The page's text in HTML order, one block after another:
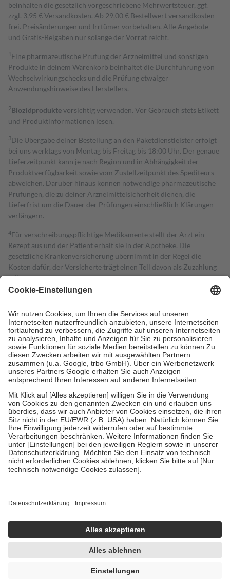
beinhalten die gesetzlich vorgeschriebene Mehrwertsteuer, ggf.
zzgl. 3,95 € Versandkosten. Ab 29,00 € Bestell­wert versand­kosten­
frei. Preisänderungen und Irrtümer vorbehalten. Alle Angebote
und Gratis-Beigaben nur solange der Vorrat reicht.
1 Eine pharmazeutische Prüfung der Arzneimittel und sonstigen
Produkte in deinem Warenkorb beinhaltet die Durchführung von
Wechselwirkungschecks und die Prüfung etwaiger
Anwendungshinweise des Herstellers.
2Biozidproduktevorsichtig verwenden. Vor Gebrauch stets Etikett
und Produktinformationen lesen.
3Die Übergabe deiner Bestellung an den Paketdienstleister erfolgt
bei uns werktags von Montag bis Freitag bis 18:00 Uhr. Der genaue
Lieferzeitpunkt kann je nach Region und in Abhängigkeit der
Produktverfügbarkeit sowie vom Zustellzeitpunkt des Spediteurs
abweichen. Darüber hinaus können notwendige pharmazeutische
Prüfungen, die zu deiner Arzneimittelsicherheit dienen, die
Lieferfrist um die Dauer der Prüfungen einschließlich Klärungen
verlängern.
4Für verschreibungspflichtige Medikamente stellt der Arzt ein
Rezept aus und der Patient erhält sie in der Apotheke. Die
gesetzliche Krankenversicherung übernimmt in der Regel die
Kosten dafür, der Versicherte trägt einen Teil davon als Zuzahlung
mit.
Grundsätzlich leisten Mitglieder Zuzahlungen in Höhe von zehn
höchstens zehn Euro.
Es sind jedoch nie mehr als die tatsächlichen
Kosten der Leistung zu entrichten.
Diese Regeln gelten grundsätzlich auch für Online-Apotheken.
Bei Heilmitteln und häuslicher Krankenpflege beträgt die
Zuzahlung zehn Prozent der Kosten sowie zehn Euro je
Verordnung.
Um das Engagement der Versicherten für ihre eigene Gesundheit zu
stärken und die besondere Stellung der Familie zu unterstützen,
fallenkeine Zuzahlungenan bei:
• Kindern und Jugendlichen bis zum vollendeten 18. Lebensjahr
mit Ausnahme der Fahrkosten
• Untersuchungen zur Vorsorge und Früherkennung, die von der
GKV getragen werden
• empfohlenen Schutzimpfungen
• Harn- und Blutteststreifen
getroffen, um sicherzustellen, dass es sich um echte Bewertungen
https://help.etrusted.com/hc/de/articles/4419944605341
Einige Bilder und Inhalte wurden unter Zuhilfenahme künstlicher